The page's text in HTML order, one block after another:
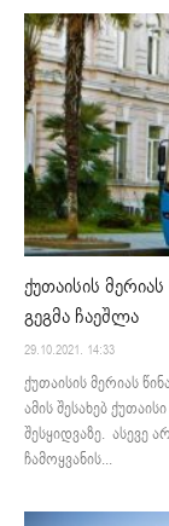
ქუთაისის
გეგმა ჩაეშლა
29.10.2021. 14:33
ქუთაისის მერიას
ამის შესახებ
შესყიდვაზე. ასევე
ჩამოყვანის...